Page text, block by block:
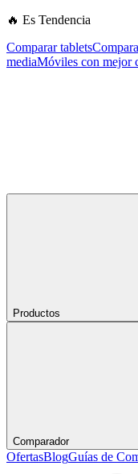
🔥 Es Tendencia
Comparar tablets
mediaMóviles con mejor
Productos
Comparador
OfertasBlogGuías de